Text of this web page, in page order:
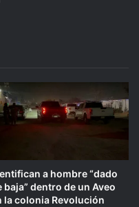
a hombre “dado
baja” dentro de un Aveo
la colonia Revolución